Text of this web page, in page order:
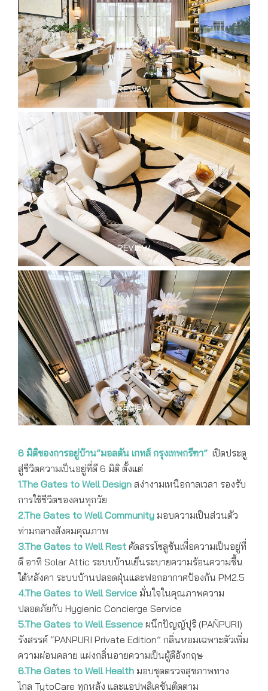
6 มิติของการอยู่บ้าน”มอลตัน เกทส์ กรุงเทพกรีฑา” เปิดประตู
สู่ชีวิตความเป็นอยู่ที่ดี 6 มิติ ตั้งแต่
1.The Gates to Well Design สง่างามเหนือกาลเวลา รองรับ
การใช้ชีวิตของคนทุกวัย
2.The Gates to Well Community มอบความเป็นส่วนตัว
ท่ามกลางสังคมคุณภาพ
3.The Gates to Well Rest คัดสรรโซลูชันเพื่อความเป็นอยู่ที่
ดี อาทิ Solar Attic ระบบบ้านเย็นระบายความร้อนความชื้น
ใต้หลังคา ระบบบ้านปลอดฝุ่นและฟอกอากาศป้องกัน PM2.5
4.The Gates to Well Service มั่นใจในคุณภาพความ
ปลอดภัยกับ Hygienic Concierge Service
5.The Gates to Well Essence ผนึกปัญญ์ปุริ (PAÑPURI)
รังสรรค์ “PANPURI Private Edition” กลิ่นหอมเฉพาะตัวเพิ่ม
ความผ่อนคลาย แฝงกลิ่นอายความเป็นผู้ดีอังกฤษ
6.The Gates to Well Health มอบชุดตรวจสุขภาพทาง
ไกล TytoCare ทุกหลัง และแอปพลิเคชันติดตาม